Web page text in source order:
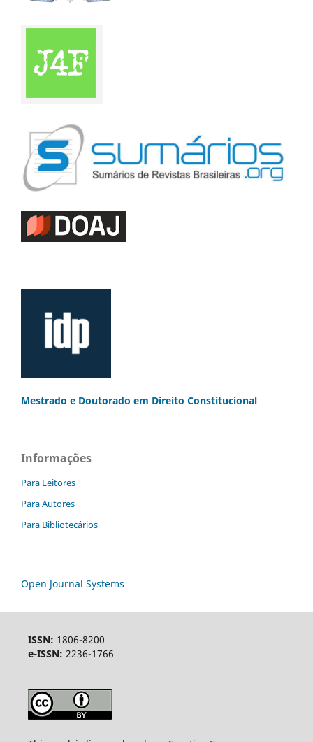
Mestrado e Doutorado em Direito Constitucional
Informações
Para Leitores
Para Autores
Para Bibliotecários
Open Journal Systems
ISSN: 1806-8200
e-ISSN: 2236-1766